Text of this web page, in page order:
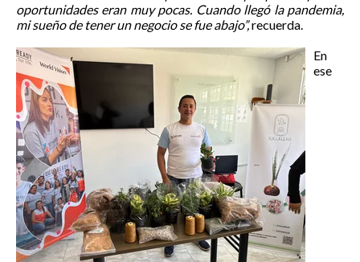
oportunidades eran muy pocas. Cuando llegó la pandemia,
mi sueño de tener un negocio se fue abajo”,recuerda.
En
ese